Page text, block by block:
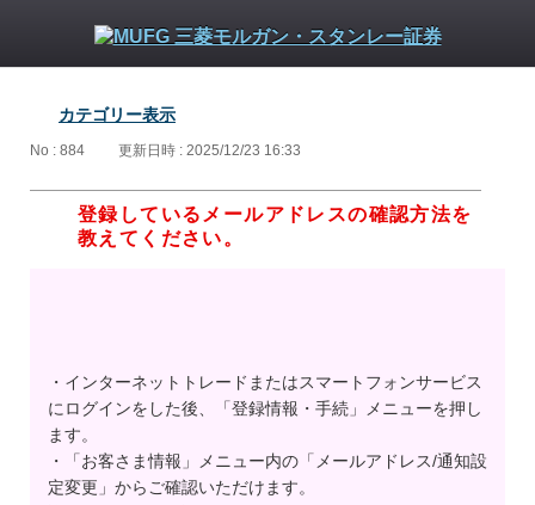
カテゴリー表示
No : 884 更新日時 : 2025/12/23 16:33
登録しているメールアドレスの確認方法を
教えてください。
・インターネットトレードまたはスマートフォンサービス
にログインをした後、「登録情報・手続」メニューを押し
ます。
・「お客さま情報」メニュー内の「メールアドレス/通知設
定変更」からご確認いただけます。